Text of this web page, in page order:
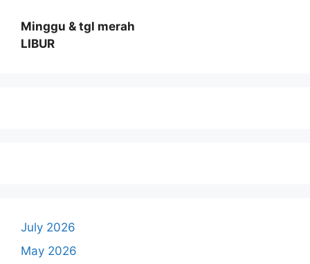
Minggu & tgl merah
LIBUR
July 2026
May 2026